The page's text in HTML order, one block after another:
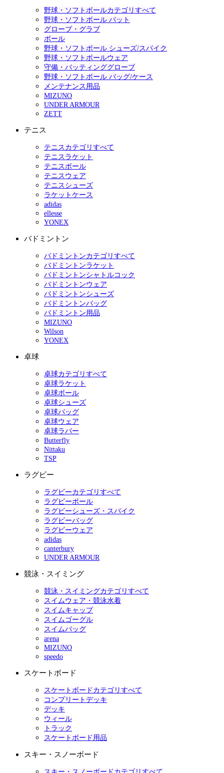
野球・ソフトボールカテゴリすべて
野球・ソフトボール バット
グローブ・グラブ
ボール
野球・ソフトボール シューズ/スパイク
野球・ソフトボールウェア
守備・バッティンググローブ
野球・ソフトボール バッグ/ケース
メンテナンス用品
MIZUNO
UNDER ARMOUR
ZETT
テニス
テニスカテゴリすべて
テニスラケット
テニスボール
テニスウェア
テニスシューズ
ラケットケース
adidas
ellesse
YONEX
バドミントン
バドミントンカテゴリすべて
バドミントンラケット
バドミントンシャトルコック
バドミントンウェア
バドミントンシューズ
バドミントンバッグ
バドミントン用品
MIZUNO
Wilson
YONEX
卓球
卓球カテゴリすべて
卓球ラケット
卓球ボール
卓球シューズ
卓球バッグ
卓球ウェア
卓球ラバー
Butterfly
Nittaku
TSP
ラグビー
ラグビーカテゴリすべて
ラグビーボール
ラグビーシューズ・スパイク
ラグビーバッグ
ラグビーウェア
adidas
canterbury
UNDER ARMOUR
競泳・スイミング
競泳・スイミングカテゴリすべて
スイムウェア・競泳水着
スイムキャップ
スイムゴーグル
スイムバッグ
arena
MIZUNO
speedo
スケートボード
スケートボードカテゴリすべて
コンプリートデッキ
デッキ
ウィール
トラック
スケートボード用品
スキー・スノーボード